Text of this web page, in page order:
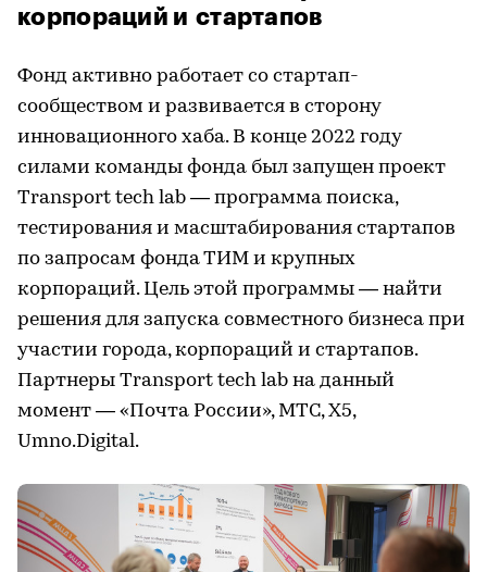
корпораций и стартапов
Фонд активно работает со стартап-
сообществом и развивается в сторону
инновационного хаба. В конце 2022 году
силами команды фонда был запущен проект
Transport tech lab — программа поиска,
тестирования и масштабирования стартапов
по запросам фонда ТИМ и крупных
корпораций. Цель этой программы — найти
решения для запуска совместного бизнеса при
участии города, корпораций и стартапов.
Партнеры Transport tech lab на данный
момент — «Почта России», МТС, Х5,
Umno.Digital.